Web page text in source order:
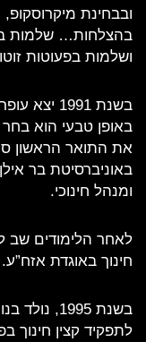
ובבחינת
בהצלחות… שלמות
ושלמות בפעוטות
בשנת
באופן טבעי הוא
את התואר הראשון
באוניברסיטת בר
ומנהל חינוכי.
לאחר הלימודים שב
חינוך באוגדת אזח”ע.
בשנת
לתפקיד קצין חינוך